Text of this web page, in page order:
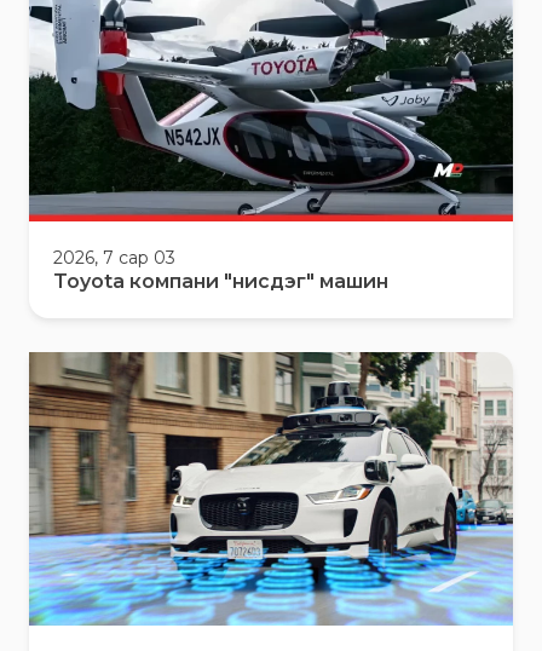
2026, 7 сар 03
Toyota компани "нисдэг" машин